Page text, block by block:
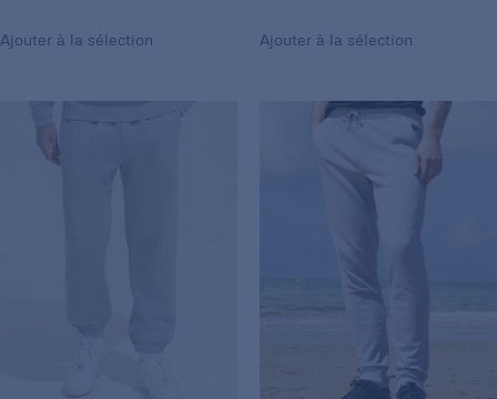
Ajouter à la sélection Ajouter à la sélection